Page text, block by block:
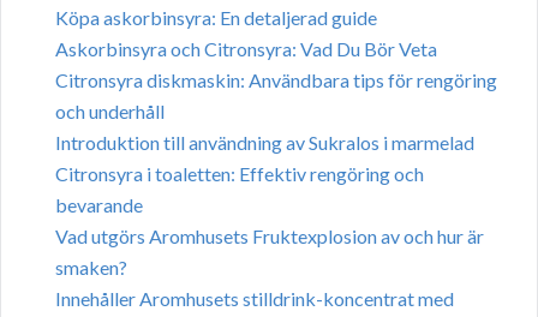
Köpa askorbinsyra: En detaljerad guide
Askorbinsyra och Citronsyra: Vad Du Bör Veta
Citronsyra diskmaskin: Användbara tips för rengöring
och underhåll
Introduktion till användning av Sukralos i marmelad
Citronsyra i toaletten: Effektiv rengöring och
bevarande
Vad utgörs Aromhusets Fruktexplosion av och hur är
smaken?
Innehåller Aromhusets stilldrink-koncentrat med